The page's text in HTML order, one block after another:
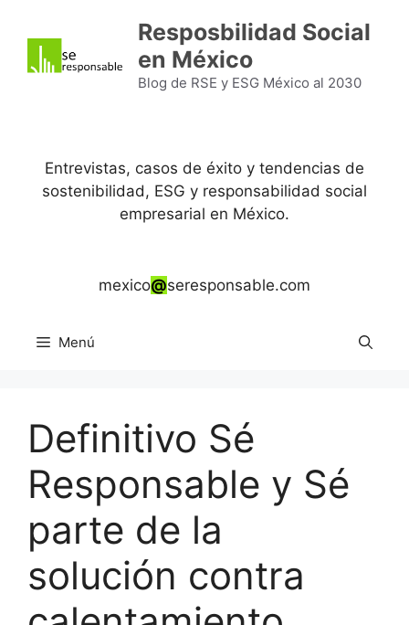
contenido
Resposbilidad Social
en México
Blog de RSE y ESG México al 2030
Entrevistas, casos de éxito y tendencias de
sostenibilidad, ESG y responsabilidad social
empresarial en México.
mexico@seresponsable.com
Menú
Definitivo Sé
Responsable y Sé
parte de la
solución contra